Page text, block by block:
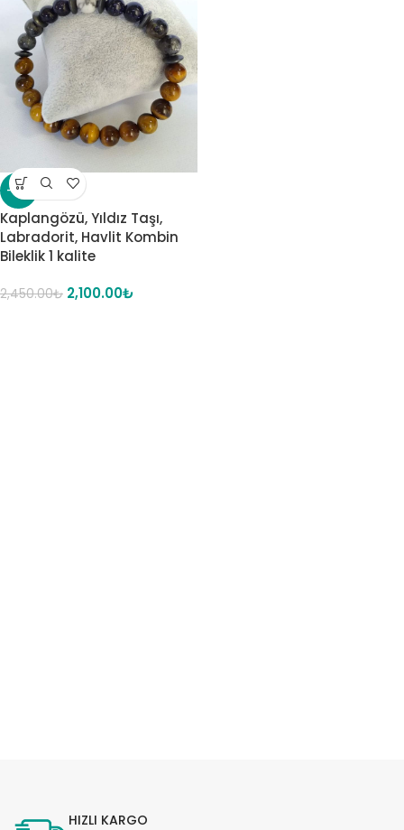
-14%
Kaplangözü, Yıldız Taşı,
Labradorit, Havlit Kombin
Bileklik 1 kalite
2,450.00₺ 2,100.00₺
HIZLI KARGO